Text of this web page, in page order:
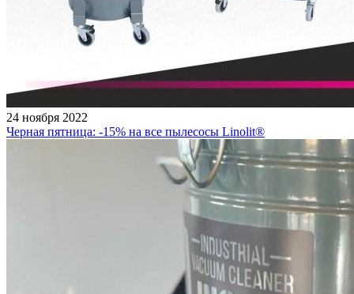
24 ноября 2022
Черная пятница: -15% на все пылесосы Linolit®️